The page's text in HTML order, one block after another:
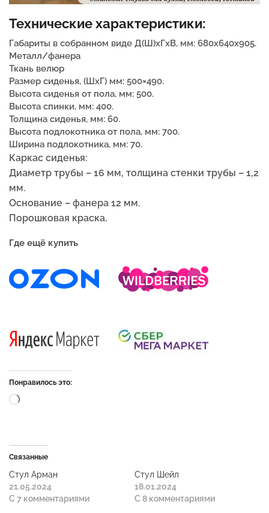
Технические характеристики:
Габариты в собранном виде Д(Ш)хГхВ, мм: 680х640х905.
Металл/фанера
Ткань велюр
Размер сиденья, (ШxГ) мм: 500×490.
Высота сиденья от пола, мм: 500.
Высота спинки, мм: 400.
Толщина сиденья, мм: 60.
Высота подлокотника от пола, мм: 700.
Ширина подлокотника, мм: 70.
Каркас сиденья:
Диаметр трубы – 16 мм, толщина стенки трубы – 1,2
мм.
Основание – фанера 12 мм.
Порошковая краска.
Где ещё купить
Понравилось это:
Связанные
Стул Арман
21.05.2024
С 7 комментариями
Стул Шейл
18.01.2024
С 8 комментариями